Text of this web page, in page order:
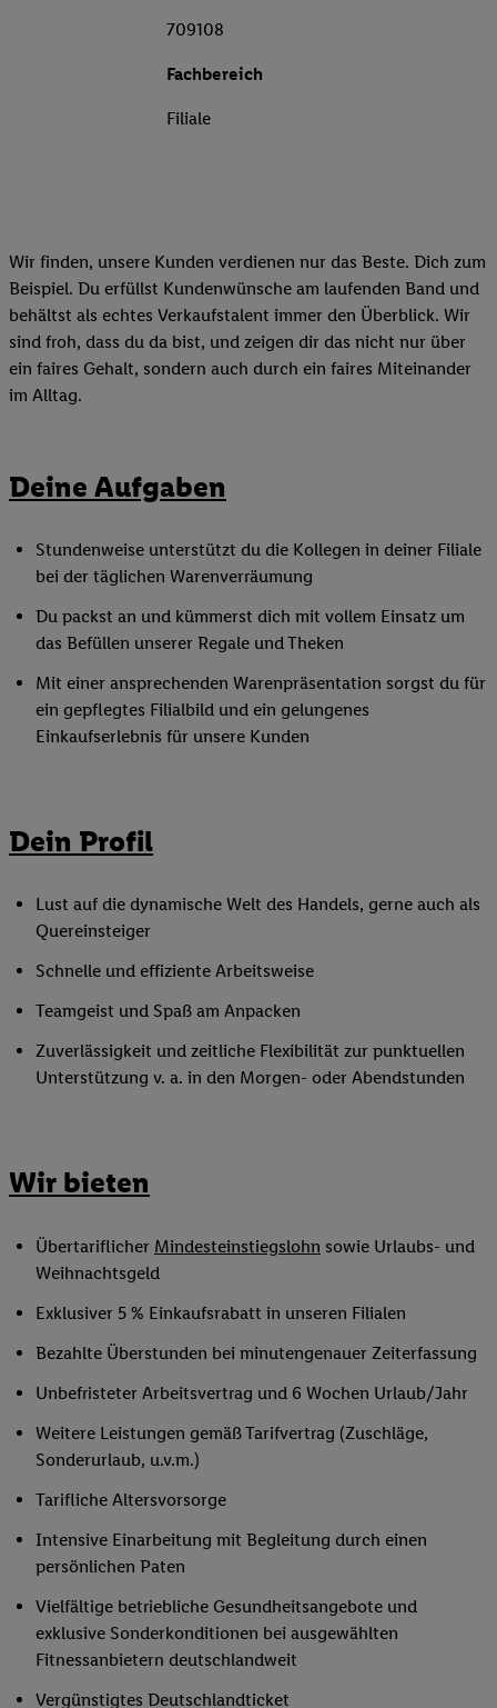
709108
Fachbereich
Filiale
Wir finden, unsere Kunden verdienen nur das Beste. Dich zum
Beispiel. Du erfüllst Kundenwünsche am laufenden Band und
behältst als echtes Verkaufstalent immer den Überblick. Wir
sind froh, dass du da bist, und zeigen dir das nicht nur über
ein faires Gehalt, sondern auch durch ein faires Miteinander
im Alltag.
Deine Aufgaben
Stundenweise unterstützt du die Kollegen in deiner Filiale
bei der täglichen Warenverräumung
Du packst an und kümmerst dich mit vollem Einsatz um
das Befüllen unserer Regale und Theken
Mit einer ansprechenden Warenpräsentation sorgst du für
ein gepflegtes Filialbild und ein gelungenes
Einkaufserlebnis für unsere Kunden
Dein Profil
Lust auf die dynamische Welt des Handels, gerne auch als
Quereinsteiger
Schnelle und effiziente Arbeitsweise
Teamgeist und Spaß am Anpacken
Zuverlässigkeit und zeitliche Flexibilität zur punktuellen
Unterstützung v. a. in den Morgen- oder Abendstunden
Wir bieten
Übertariflicher Mindesteinstiegslohn sowie Urlaubs- und
Weihnachtsgeld
Exklusiver 5 % Einkaufsrabatt in unseren Filialen
Bezahlte Überstunden bei minutengenauer Zeiterfassung
Unbefristeter Arbeitsvertrag und 6 Wochen Urlaub/Jahr
Weitere Leistungen gemäß Tarifvertrag (Zuschläge,
Sonderurlaub, u.v.m.)
Tarifliche Altersvorsorge
Intensive Einarbeitung mit Begleitung durch einen
persönlichen Paten
Vielfältige betriebliche Gesundheitsangebote und
exklusive Sonderkonditionen bei ausgewählten
Fitnessanbietern deutschlandweit
Vergünstigtes Deutschlandticket